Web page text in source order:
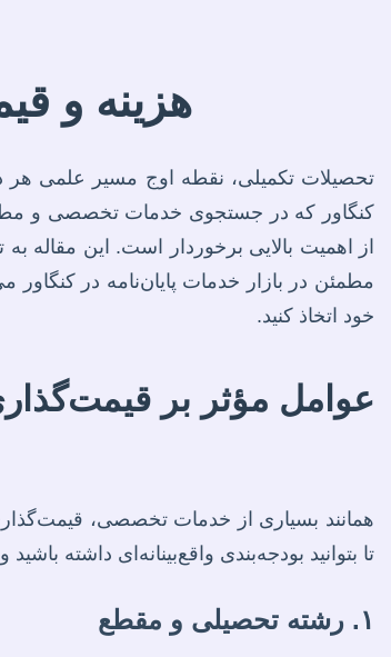
هزینه و
تحصیلات تکمیلی، نقطه اوج مسیر علمی هر
کنگاور که در جستجوی خدمات تخصصی و
از اهمیت بالایی برخوردار است. این مقاله
مطمئن در بازار خدمات پایان‌نامه در کنگاور
خود اتخاذ کنید.
عوامل مؤثر بر
همانند بسیاری از خدمات تخصصی،
تا بتوانید بودجه‌بندی واقع‌بینانه‌ای داشته
۱. رشته تحصیلی و مقطع